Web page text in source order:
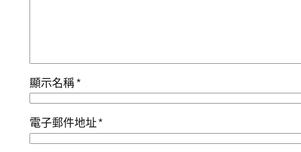
顯示名稱*
電子郵件地址*